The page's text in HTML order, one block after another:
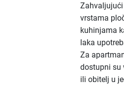
vrstama
kuhinjama
laka
Za
dostupni su
ili obitelj u